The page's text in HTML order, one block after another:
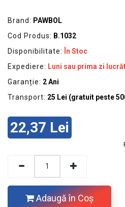
ELECTRICE
DE
PROTECȚIE
KITURI
FOTOVOLTAICE
Brand: PAWBOL
Cod Produs: B.1032
Disponibilitate:
În Stoc
Expediere: Luni sau prima zi
Garanție: 2 Ani
Transport: 25 Lei (gratuit peste
22,37 Lei
Adaugă în Coş